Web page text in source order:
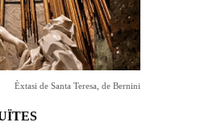
Èxtasi de Santa Teresa, de Bernini